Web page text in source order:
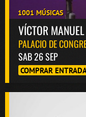
1001 MÚSICAS
VÍCTOR MANUEL
PALACIO DE
SAB 26 SEP
COMPRAR